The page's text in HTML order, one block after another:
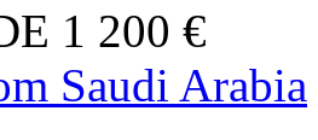
1 200 €
Saudi Arabia